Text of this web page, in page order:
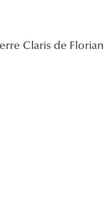
Claris de